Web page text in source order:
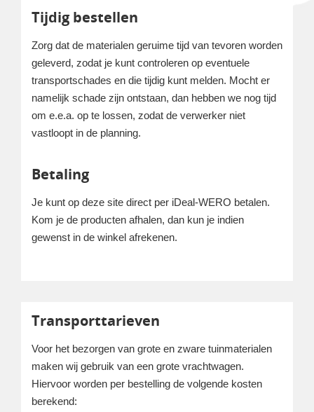
Tijdig bestellen
Zorg dat de materialen geruime tijd van tevoren worden
geleverd, zodat je kunt controleren op eventuele
transportschades en die tijdig kunt melden. Mocht er
namelijk schade zijn ontstaan, dan hebben we nog tijd
om e.e.a. op te lossen, zodat de verwerker niet
vastloopt in de planning.
Betaling
Je kunt op deze site direct per iDeal-WERO betalen.
Kom je de producten afhalen, dan kun je indien
gewenst in de winkel afrekenen.
Transporttarieven
Voor het bezorgen van grote en zware tuinmaterialen
maken wij gebruik van een grote vrachtwagen.
Hiervoor worden per bestelling de volgende kosten
berekend: